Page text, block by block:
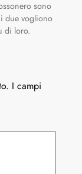
sono
due vogliono
di loro.
I campi